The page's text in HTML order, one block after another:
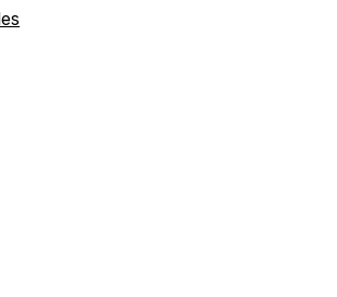
que han sacado de ellas.